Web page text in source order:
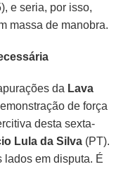
e seria, por isso,
massa de manobra.
da Lava
de força
desta sexta-
Lula da Silva (PT).
lados em disputa. É